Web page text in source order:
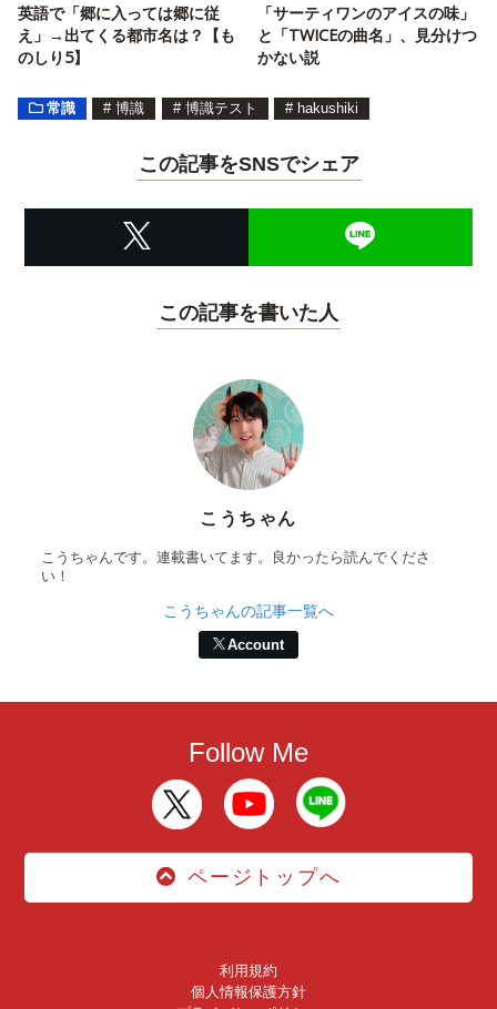
英語で「郷に入っては郷に従
え」→出てくる都市名は？【も
のしり5】
「サーティワンのアイスの味」
と「TWICEの曲名」、見分けつ
かない説
常識 # 博識 # 博識テスト # hakushiki
この記事をSNSでシェア
この記事を書いた人
こうちゃん
こうちゃんです。連載書いてます。良かったら読んでくださ
い！
こうちゃんの記事一覧へ
Account
Follow Me
ページトップへ
利用規約
個人情報保護方針